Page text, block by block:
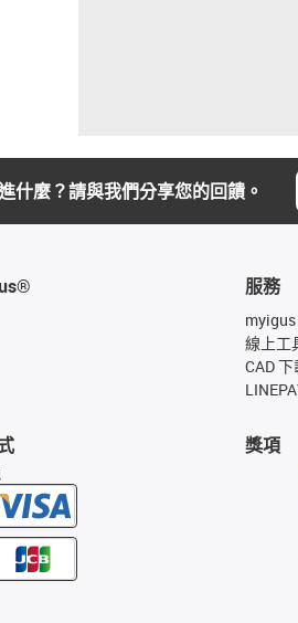
什麼？請與我們分享您的回饋。
服務
線上工
CAD 下
獎項